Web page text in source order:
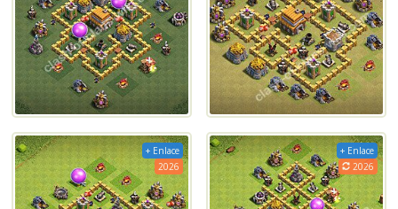
+ Enlace
2026
+ Enlace
2026